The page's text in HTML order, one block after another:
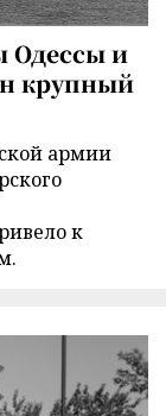
Одессы и
крупный
армии
к